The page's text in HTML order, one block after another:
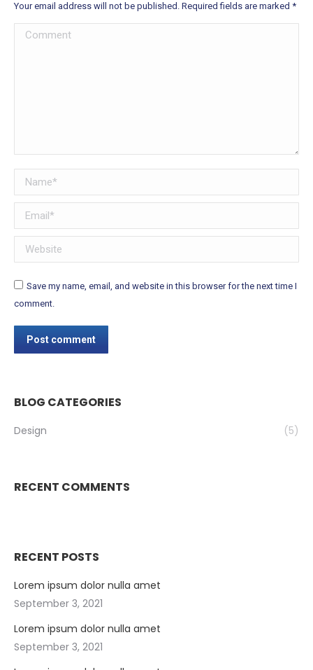
Your email address will not be published. Required fields are marked *
Comment
Name *
Email *
Website
Save my name, email, and website in this browser for the next time I
comment.
Post comment
BLOG CATEGORIES
Design (5)
RECENT COMMENTS
RECENT POSTS
Lorem ipsum dolor nulla amet
September 3, 2021
Lorem ipsum dolor nulla amet
September 3, 2021